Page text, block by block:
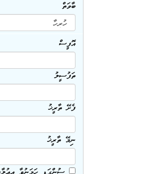
ބާވަތް
އޮފީސް
ތަފުސީލު
ފެށޭ ތާރީޚު
ނިމޭ ތާރީޚު